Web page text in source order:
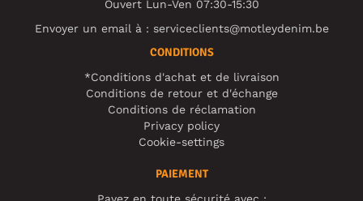
Ouvert Lun-Ven 07:30-15:30
Envoyer un email à : serviceclients@motleydenim.be
CONDITIONS
*Conditions d'achat et de livraison
Conditions de retour et d'échange
Conditions de réclamation
Privacy policy
Cookie-settings
PAIEMENT